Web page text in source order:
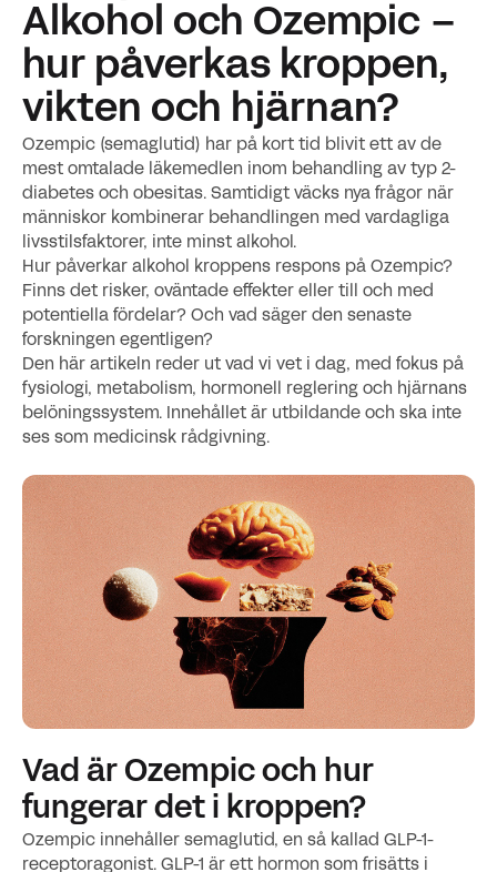
Alkohol och Ozempic –
hur påverkas kroppen,
vikten och hjärnan?
Ozempic (semaglutid) har på kort tid blivit ett av de
mest omtalade läkemedlen inom behandling av typ 2-
diabetes och obesitas. Samtidigt väcks nya frågor när
människor kombinerar behandlingen med vardagliga
livsstilsfaktorer, inte minst alkohol.
Hur påverkar alkohol kroppens respons på Ozempic?
Finns det risker, oväntade effekter eller till och med
potentiella fördelar? Och vad säger den senaste
forskningen egentligen?
Den här artikeln reder ut vad vi vet i dag, med fokus på
fysiologi, metabolism, hormonell reglering och hjärnans
belöningssystem. Innehållet är utbildande och ska inte
ses som medicinsk rådgivning.
Vad är Ozempic och hur
fungerar det i kroppen?
Ozempic innehåller semaglutid, en så kallad GLP-1-
receptoragonist. GLP-1 är ett hormon som frisätts i